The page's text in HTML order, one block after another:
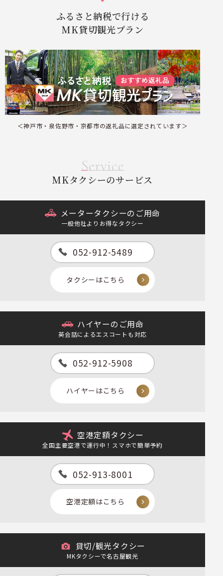
ふるさと納税で行ける
MK貸切観光プラン
＜神戸市・泉佐野市・京都市の返礼品に選定されています＞
Service
MKタクシーのサービス
メータータクシーのご用命
一般他社よりお得なタクシー
052-912-5489
タクシーはこちら
ハイヤーのご用命
英会話によるエスコートも対応
052-912-5908
ハイヤーはこちら
空港定額タクシー
全国主要空港で運行中！スマホで簡単予約
052-913-8001
空港定額はこちら
貸切/観光タクシー
MKタクシーで名古屋観光